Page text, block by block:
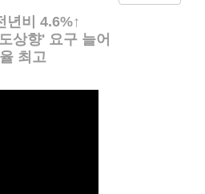
년비 4.6%↑
상향' 요구 늘어
최고